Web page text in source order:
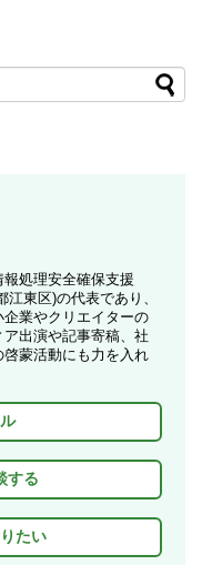
処理安全確保支援
東区)の代表であり、
業やクリエイターの
出演や記事寄稿、社
蒙活動にも力を入れ
する
たい